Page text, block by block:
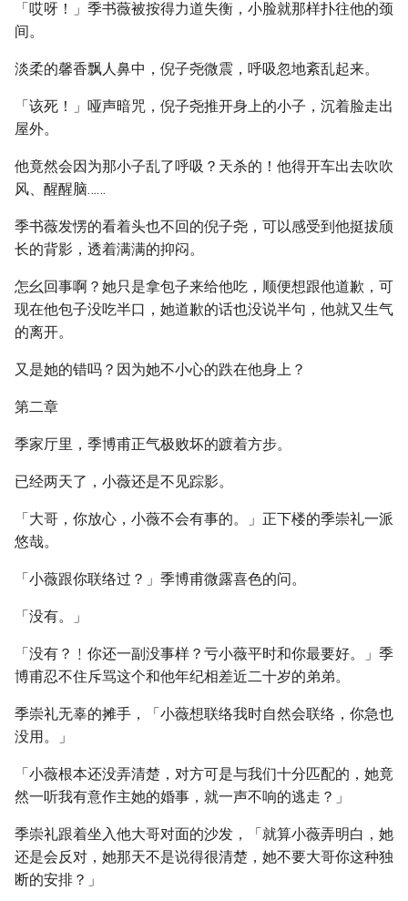
「哎呀！」季书薇被按得力道失衡，小脸就那样扑往他的颈
间。
淡柔的馨香飘人鼻中，倪子尧微震，呼吸忽地紊乱起来。
「该死！」哑声暗咒，倪子尧推开身上的小子，沉着脸走出
屋外。
他竟然会因为那小子乱了呼吸？天杀的！他得开车出去吹吹
风、醒醒脑……
季书薇发愣的看着头也不回的倪子尧，可以感受到他挺拔颀
长的背影，透着满满的抑闷。
怎幺回事啊？她只是拿包子来给他吃，顺便想跟他道歉，可
现在他包子没吃半口，她道歉的话也没说半句，他就又生气
的离开。
又是她的错吗？因为她不小心的跌在他身上？
第二章
季家厅里，季博甫正气极败坏的踱着方步。
已经两天了，小薇还是不见踪影。
「大哥，你放心，小薇不会有事的。」正下楼的季崇礼一派
悠哉。
「小薇跟你联络过？」季博甫微露喜色的问。
「没有。」
「没有？﹗你还一副没事样？亏小薇平时和你最要好。」季
博甫忍不住斥骂这个和他年纪相差近二十岁的弟弟。
季崇礼无辜的摊手，「小薇想联络我时自然会联络，你急也
没用。」
「小薇根本还没弄清楚，对方可是与我们十分匹配的，她竟
然一听我有意作主她的婚事，就一声不响的逃走？」
季崇礼跟着坐入他大哥对面的沙发，「就算小薇弄明白，她
还是会反对，她那天不是说得很清楚，她不要大哥你这种独
断的安排？」